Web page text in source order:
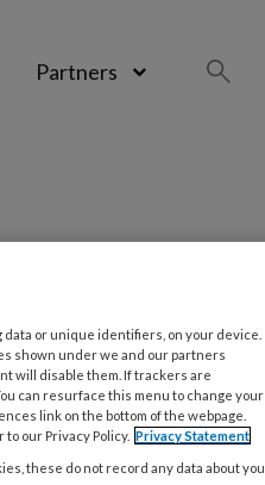
Partners
of
or unique identifiers, on your device.
shown under we and our partners
will disable them. If trackers are
can resurface this menu to change your
link on the bottom of the webpage.
our Privacy Policy. Privacy Statement
these do not record any data about you